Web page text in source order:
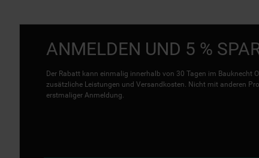
ANMELDEN UND 5 %
Der Rabatt kann einmalig innerhalb von 30 Tagen im Bauknecht
zusätzliche Leistungen und Versandkosten. Nicht mit anderen
erstmaliger Anmeldung.